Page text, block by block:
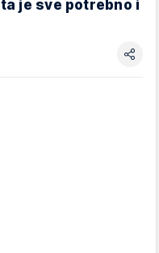
je sve potrebno i